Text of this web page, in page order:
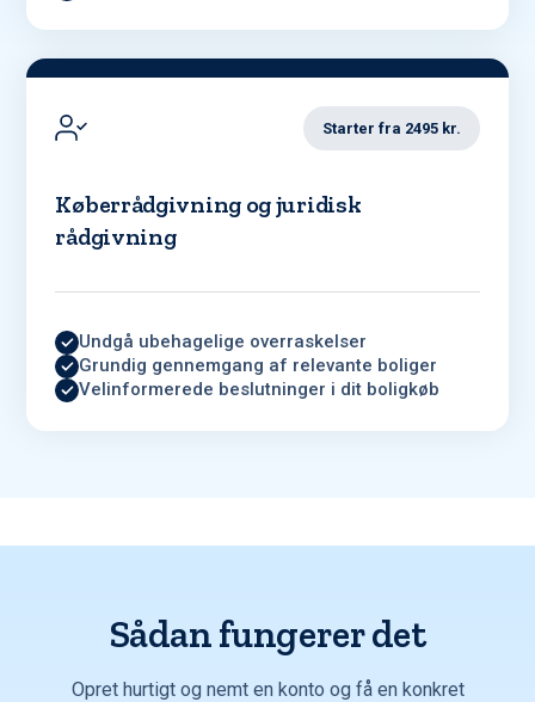
Starter fra 2495 kr.
Køberrådgivning og juridisk
rådgivning
Undgå ubehagelige overraskelser
Grundig gennemgang af relevante boliger
Velinformerede beslutninger i dit boligkøb
Sådan fungerer det
Opret hurtigt og nemt en konto og få en konkret